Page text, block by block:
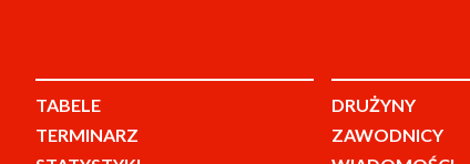
TABELE
TERMINARZ
DRUŻYNY
ZAWODNICY